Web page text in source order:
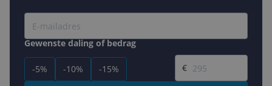
Gewenste daling of bedrag
-5% -10% -15%
Gewenste prijs
€